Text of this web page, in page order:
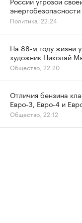
энергобезопасности
Политика, 22:24
На 88-м году жизни
художник Николай
Общество, 22:20
Отличия бензина
Евро-3, Евро-4 и
Общество, 22:12